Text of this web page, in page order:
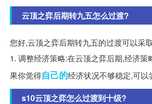
云顶之弈后期转九五怎么过渡?
您好,云顶之弈后期转九五的过渡可以采
1. 调整经济策略:在云顶之弈后期,经济策
果你觉得自己的经济状况不够稳定,可以
s10云顶之弈怎么过渡到十级?